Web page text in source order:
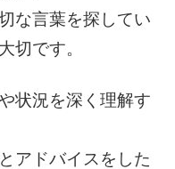
な言葉を探してい
切です。
状況を深く理解す
アドバイスをした